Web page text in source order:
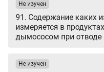
91. Содержание каких
измеряется в
дымососом при отводе
Не изучен
Не изучен